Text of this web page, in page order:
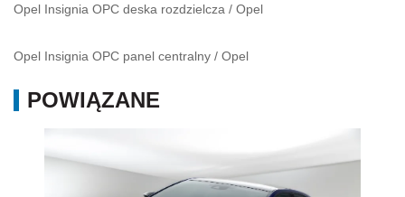
Opel Insignia OPC deska rozdzielcza / Opel
Opel Insignia OPC panel centralny / Opel
POWIĄZANE